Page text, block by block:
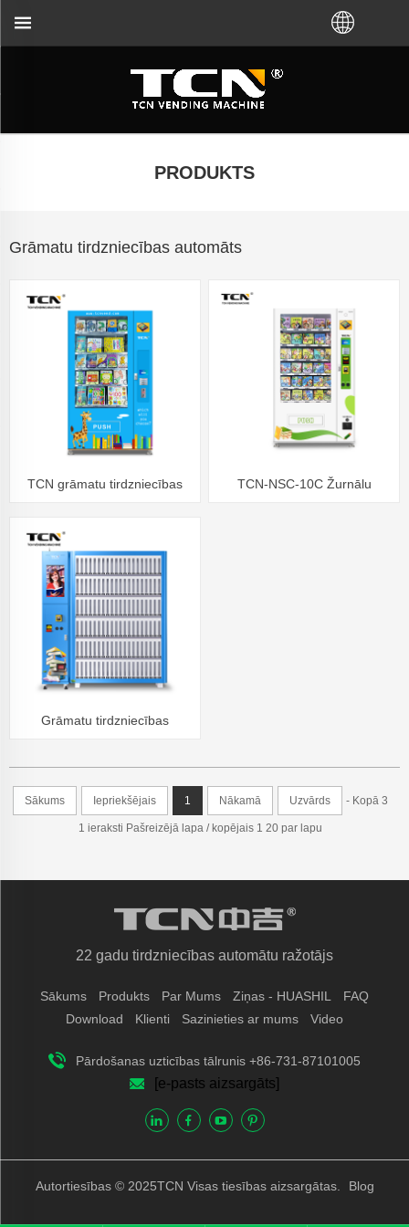
PRODUKTS
Grāmatu tirdzniecības automāts
TCN grāmatu tirdzniecības
TCN-NSC-10C Žurnālu
Grāmatu tirdzniecības
Sākums Iepriekšējais 1 Nākamā Uzvārds - Kopā 3
1 ieraksti Pašreizējā lapa / kopējais 1 20 par lapu
22 gadu tirdzniecības automātu ražotājs
Sākums Produkts Par Mums Ziņas - HUASHIL
FAQ
Download
Klienti Sazinieties ar mums Video
Pārdošanas uzticības tālrunis +86-731-87101005
[e-pasts aizsargāts]
Autortiesības © 2025TCN Visas tiesības aizsargātas. Blog
ar tirdzniecības automātu norādījumiem